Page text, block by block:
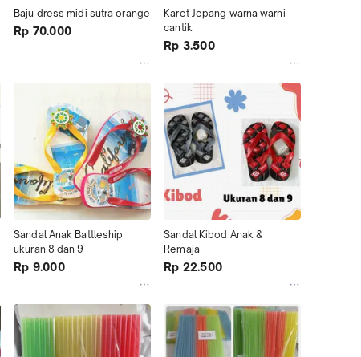
Baju dress midi sutra orange
Rp 70.000
Karet Jepang warna warni
cantik
Rp 3.500
Sandal Anak Battleship
ukuran 8 dan 9
Rp 9.000
Sandal Kibod Anak &
Remaja
Rp 22.500